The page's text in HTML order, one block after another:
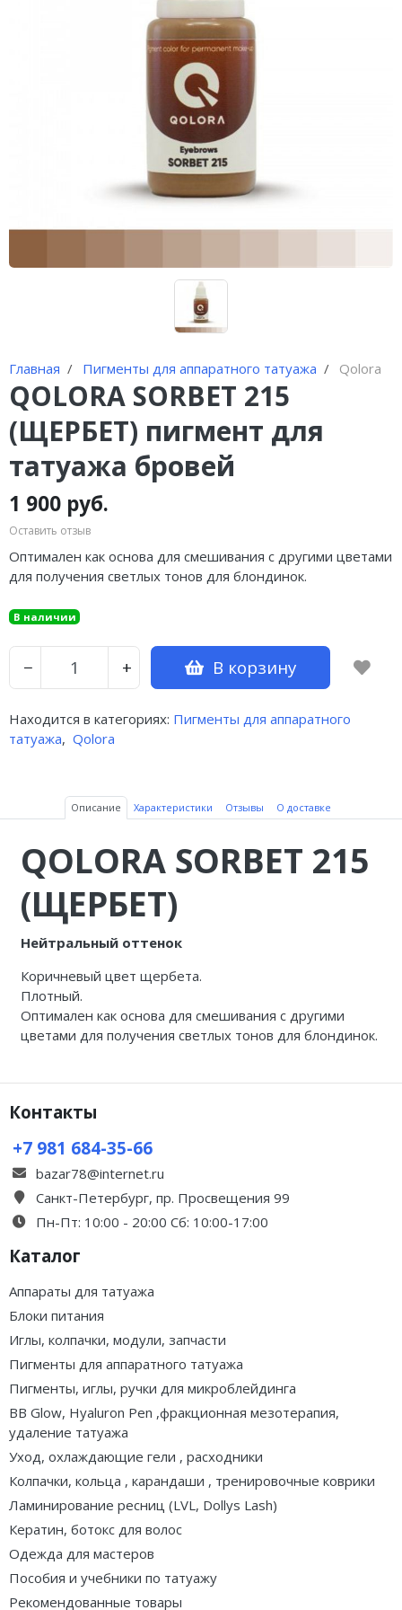
Главная Пигменты для аппаратного татуажа Qolora
QOLORA SORBET 215
(ЩЕРБЕТ) пигмент для
татуажа бровей
1 900 руб.
Оставить отзыв
Оптимален как основа для смешивания с другими цветами
для получения светлых тонов для блондинок.
В наличии
− + В корзину
Находится в категориях: Пигменты для аппаратного
татуажа, Qolora
Описание Характеристики Отзывы О доставке
QOLORA SORBET 215
(ЩЕРБЕТ)
Нейтральный оттенок
Коричневый цвет щербета.
Плотный.
Оптимален как основа для смешивания с другими
цветами для получения светлых тонов для блондинок.
Контакты
+7 981 684-35-66
bazar78@internet.ru
Санкт-Петербург, пр. Просвещения 99
Пн-Пт: 10:00 - 20:00 Сб: 10:00-17:00
Каталог
Аппараты для татуажа
Блоки питания
Иглы, колпачки, модули, запчасти
Пигменты для аппаратного татуажа
Пигменты, иглы, ручки для микроблейдинга
BB Glow, Hyaluron Pen ,фракционная мезотерапия,
удаление татуажа
Уход, охлаждающие гели , расходники
Колпачки, кольца , карандаши , тренировочные коврики
Ламинирование ресниц (LVL, Dollys Lash)
Кератин, ботокс для волос
Одежда для мастеров
Пособия и учебники по татуажу
Рекомендованные товары
Иглы и колпачки для
оригинальных аппаратов Dragon
Иглы и колпачки GiantSun
My M мезо и BB Glow модули